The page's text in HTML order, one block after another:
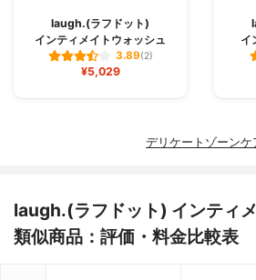
laugh.(ラフドット)
インティメイトウォッシュ
3.89(2)
¥5,029
イ
デリケートゾーン
laugh.(ラフドット) インティ
類似商品：評価・料金比較表